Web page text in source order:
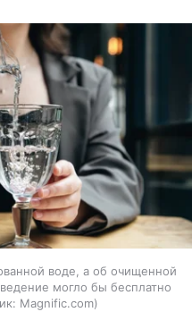
воде, а об очищенной
могло бы бесплатно
Magnific.com